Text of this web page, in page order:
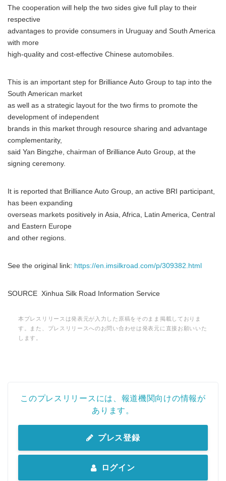
The cooperation will help the two sides give full play to their
respective
advantages to provide consumers in Uruguay and South America
with more
high-quality and cost-effective Chinese automobiles.
This is an important step for Brilliance Auto Group to tap into the
South American market
as well as a strategic layout for the two firms to promote the
development of independent
brands in this market through resource sharing and advantage
complementarity,
said Yan Bingzhe, chairman of Brilliance Auto Group, at the
signing ceremony.
It is reported that Brilliance Auto Group, an active BRI participant,
has been expanding
overseas markets positively in Asia, Africa, Latin America, Central
and Eastern Europe
and other regions.
See the original link: https://en.imsilkroad.com/p/309382.html
SOURCE Xinhua Silk Road Information Service
本プレスリリースは発表元が入力した原稿をそのまま掲載しておりま
す。また、プレスリリースへのお問い合わせは発表元に直接お願いいた
します。
このプレスリリースには、報道機関向けの情報が
あります。
プレス登録
ログイン